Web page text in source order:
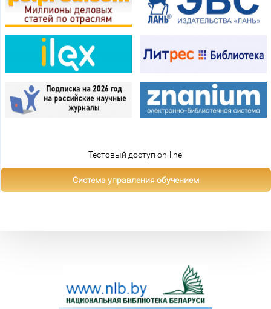
Тестовый доступ on-line:
Система управления обучением